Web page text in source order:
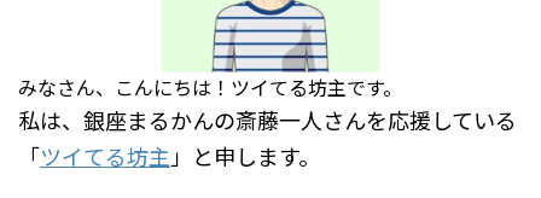
みなさん、こんにちは！ツイてる坊主です。
私は、銀座まるかんの斎藤一人さんを応援している
「ツイてる坊主 」と申します。